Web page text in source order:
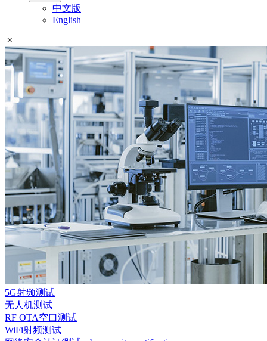
中文版
English
5G射频测试
无人机测试
RF OTA空口测试
WiFi射频测试